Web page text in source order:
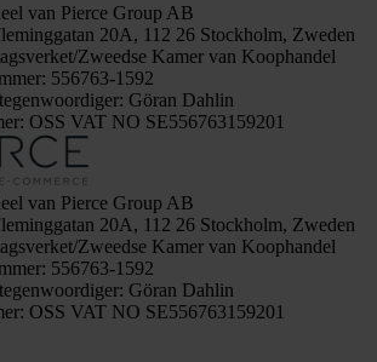
van Pierce Group AB
20A, 112 26 Stockholm, Zweden
Zweedse Kamer van Koophandel
556763-1592
Göran Dahlin
OSS VAT NO SE556763159201
van Pierce Group AB
20A, 112 26 Stockholm, Zweden
Zweedse Kamer van Koophandel
556763-1592
Göran Dahlin
OSS VAT NO SE556763159201